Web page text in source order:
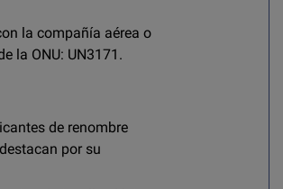
la compañía aérea o
la ONU: UN3171.
de renombre
por su